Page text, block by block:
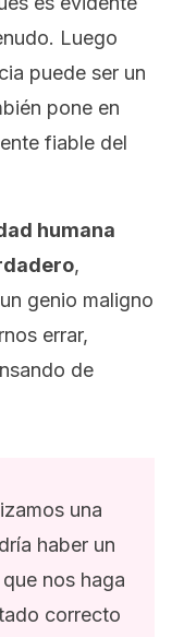
Luego
puede ser un
pone en
fiable del
humana
,
genio maligno
errar,
de
una
haber un
nos haga
correcto